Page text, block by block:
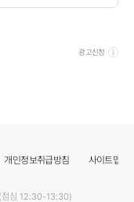
광고신청
개인정보취급방침 사이트맵
심 12:30-13:30)